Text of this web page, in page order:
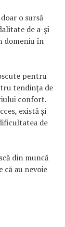
o sursă
de a-și
domeniu în
pentru
tendința de
confort.
există și
de
din muncă
au nevoie